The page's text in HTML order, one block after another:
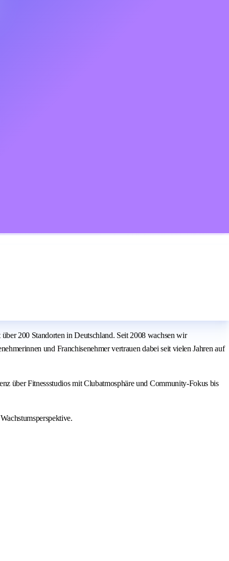
200 Standorten in Deutschland. Seit 2008 wachsen wir
und Franchisenehmer vertrauen dabei seit vielen Jahren auf
über Fitnessstudios mit Clubatmosphäre und Community-Fokus bis